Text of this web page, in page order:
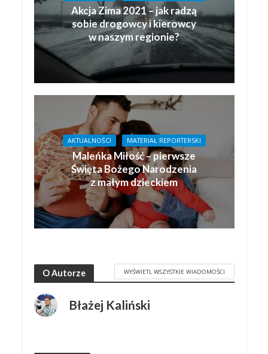
Akcja Zima 2021 – jak radzą
sobie drogowcy i kierowcy
w naszym regionie?
AKTUALNOŚCI MATERIAŁ REPORTERSKI
Maleńka Miłość – pierwsze
Święta Bożego Narodzenia
z małym dzieckiem
O Autorze WYŚWIETL WSZYSTKIE WIADOMOŚCI
Błażej Kaliński